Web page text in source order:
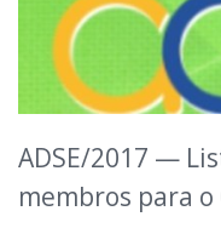
ADSE/2017 —
membros para o